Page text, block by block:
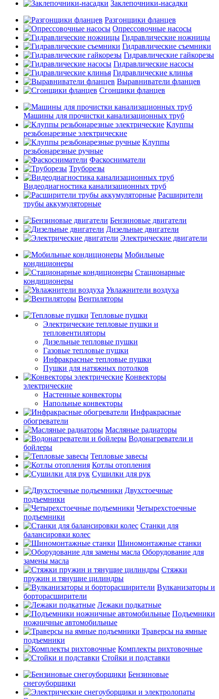
Заклепочники-насадки
Разгонщики фланцев
Опрессовочные насосы
Гидравлические ножницы
Гидравлические съемники
Гидравлические гайкорезы
Гидравлические насосы
Гидравлические клинья
Выравниватели фланцев
Сгонщики фланцев
Машины для прочистки канализационных труб
Клуппы
резьбонарезные электрические
Клуппы
резьбонарезные ручные
Фаскосниматели
Труборезы
Видеодиагностика канализационных труб
Расширители
трубы аккумуляторные
Бензиновые двигатели
Дизельные двигатели
Электрические двигатели
Мобильные
кондиционеры
Стационарные
кондиционеры
Увлажнители воздуха
Вентиляторы
Тепловые пушки
Электрические тепловые пушки и
тепловентиляторы
Дизельные тепловые пушки
Газовые тепловые пушки
Инфракрасные тепловые пушки
Пушки для натяжных потолков
Конвекторы
электрические
Настенные конвекторы
Напольные конвекторы
Инфракрасные
обогреватели
Масляные радиаторы
Водонагреватели и
бойлеры
Тепловые завесы
Котлы отопления
Сушилки для рук
Двухстоечные
подъемники
Четырехстоечные
подъемники
Станки для
балансировки колес
Шиномонтажные станки
Оборудование для
замены масла
Стяжки
пружин и тянущие цилиндры
Вулканизаторы и
борторасширители
Лежаки подкатные
Подъемники
ножничные автомобильные
Траверсы на ямные
подъемники
Комплекты рихтовочные
Стойки и подставки
Бензиновые
снегоуборщики